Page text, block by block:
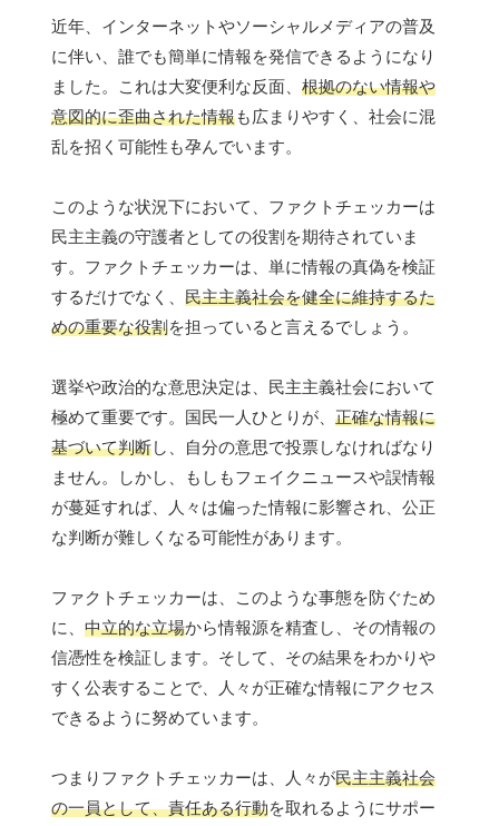
近年、インターネットやソーシャルメディアの普及
に伴い、誰でも簡単に情報を発信できるようになり
ました。これは大変便利な反面、 根拠のない情報や
意図的に歪曲された情報も広まりやすく、社会に混
乱を招く可能性も孕んでいます。
このような状況下において、ファクトチェッカーは
民主主義の守護者としての役割を期待されていま
す。ファクトチェッカーは、単に情報の真偽を検証
するだけでなく、 民主主義社会を健全に維持するた
めの重要な役割を担っていると言えるでしょう。
選挙や政治的な意思決定は、民主主義社会において
極めて重要です。国民一人ひとりが、 正確な情報に
基づいて判断し、自分の意思で投票しなければなり
ません。しかし、もしもフェイクニュースや誤情報
が蔓延すれば、人々は偏った情報に影響され、公正
な判断が難しくなる可能性があります。
ファクトチェッカーは、このような事態を防ぐため
に、 中立的な立場から情報源を精査し、その情報の
信憑性を検証します。そして、その結果をわかりや
すく公表することで、人々が正確な情報にアクセス
できるように努めています。
つまりファクトチェッカーは、人々が民主主義社会
の一員として、責任ある行動を取れるようにサポー